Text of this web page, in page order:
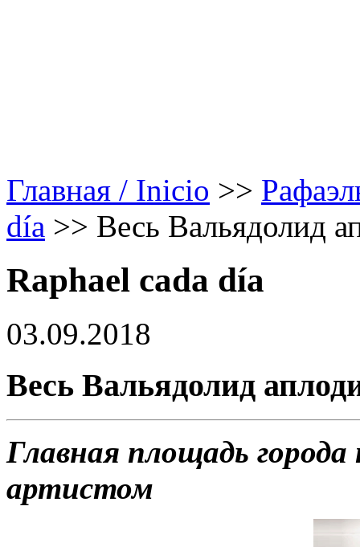
Главная / Inicio >>
día >> Весь Вальядолид
Raphael cada día
03.09.2018
Весь Вальядолид
Главная площадь города
артистом